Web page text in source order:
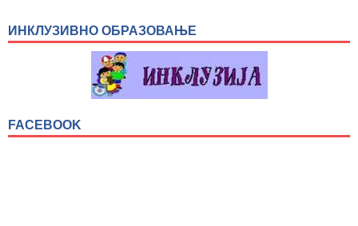
ИНКЛУЗИВНО ОБРАЗОВАЊЕ
FACEBOOK